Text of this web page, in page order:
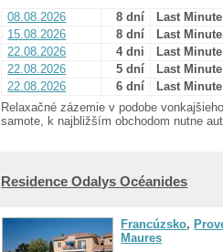
08.08.2026 8 dní Last Minute
15.08.2026
8 dní Last Minute
22.08.2026
4 dni Last Minute
22.08.2026
5 dní Last Minute
22.08.2026
6 dní Last Minute
Relaxačné zázemie v podobe
samote, k najbližším obchodom nutne
Residence Odalys Océanides
Francúzsko,
Maures